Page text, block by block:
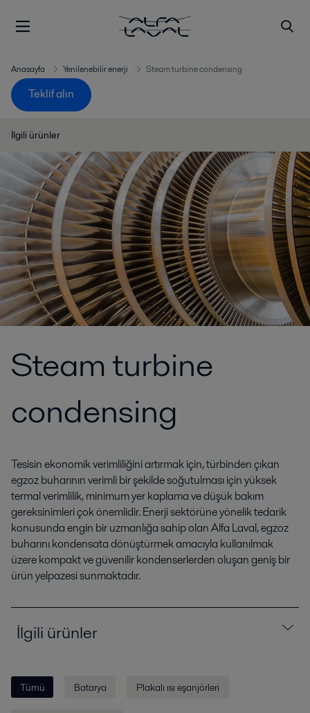
Anasayfa Yenilenebilir enerji Steam turbine condensing
Teklif alın
İlgili ürünler
Steam turbine
condensing
Tesisin ekonomik verimliliğini artırmak için, türbinden çıkan
egzoz buharının verimli bir şekilde soğutulması için yüksek
termal verimlilik, minimum yer kaplama ve düşük bakım
gereksinimleri çok önemlidir. Enerji sektörüne yönelik tedarik
konusunda engin bir uzmanlığa sahip olan Alfa Laval, egzoz
buharını kondensata dönüştürmek amacıyla kullanılmak
üzere kompakt ve güvenilir kondenserlerden oluşan geniş bir
ürün yelpazesi sunmaktadır.
İlgili ürünler
Tümü Batarya Plakalı ısı eşanjörleri